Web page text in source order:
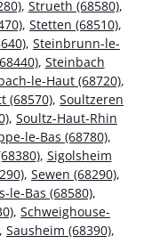
, Strueth (68580),
, Stetten (68510),
, Steinbrunn-le-
, Steinbach
le-Haut (68720),
(68570), Soultzeren
, Soultz-Haut-Rhin
le-Bas (68780),
, Sigolsheim
, Sewen (68290),
le-Bas (68580),
, Schweighouse-
, Sausheim (68390),